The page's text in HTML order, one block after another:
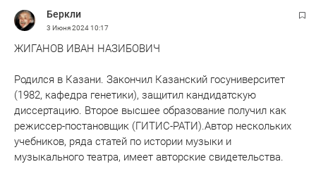
Беркли
3 Июня 202410:17
ЖИГАНОВ ИВАН НАЗИБОВИЧ
Родился в Казани. Закончил Казанский госуниверситет
(1982, кафедра генетики), защитил кандидатскую
диссертацию. Второе высшее образование получил как
режиссер-постановщик (ГИТИС-РАТИ).​Автор нескольких
учебников, ряда статей по истории музыки и
музыкального театра, имеет авторские свидетельства.